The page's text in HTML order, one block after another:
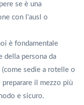
se è una
con l'ausl o
è fondamentale
della persona da
sedie a rotelle o
il mezzo più
e sicuro.